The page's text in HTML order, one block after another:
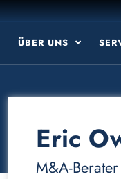
ÜBER UNS
Eric
M&A-Berater